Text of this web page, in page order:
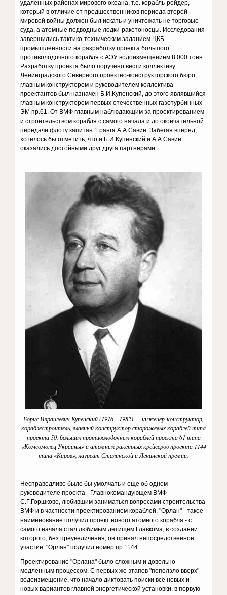
удаленных районах мирового океана, т.е. корабль-рейдер,
который в отличие от предшественников периода второй
мировой войны должен был искать и уничтожать не торговые
суда, а атомные подводные лодки-ракетоносцы. Исследования
завершились тактико-техническим заданием ЦКБ
промышленности на разработку проекта большого
противолодочного корабля с АЭУ водоизмещением 8 000 тонн.
Разработку проекта было поручено вести коллективу
Ленинградского Северного проектно-конструкторского бюро,
главным конструктором и руководителем коллектива
проектантов был назначен Б.И.Купенский, до этого являвшийся
главным конструктором первых отечественных газотурбинных
ЭМ пр.61. От ВМФ главным наблюдающим за проектированием
и строительством корабля с самого начала и до окончательной
передачи флоту капитан 1 ранга А.А.Савин. Забегая вперед,
хотелось бы отметить, что и Б.И.Купенский и А.А.Савин
оказались достойными друг друга партнерами.
Борис Израилевич Купенский (1916—1982) — инженер-конструктор,
кораблестроитель, главный конструктор сторожевых кораблей типа
проекта 50, больших противолодочных кораблей проекта 61 типа
«Комсомолец Украины» и атомных ракетных крейсеров проекта 1144
типа «Киров», лауреат Сталинской и Ленинской премии.
Несправедливо было бы умолчать и еще об одном
руководителе проекта - Главнокомандующем ВМФ
С.Г.Горшкове, любившим заниматься вопросами строительства
ВМФ и в частности проектированием кораблей. "Орлан" - такое
наименование получил проект нового атомного корабля - с
самого начала стал любимым детищем Главкома, в создании
которого, без преувеличения, он принял непосредственное
участие. "Орлан" получил номер пр.1144.
Проектирование "Орлана" было сложным и довольно
медленным процессом. С первых же этапов "поползло вверх"
водоизмещение, что начало диктовать поиски всё новых и
новых вариантов главной энергетической установки, в первую